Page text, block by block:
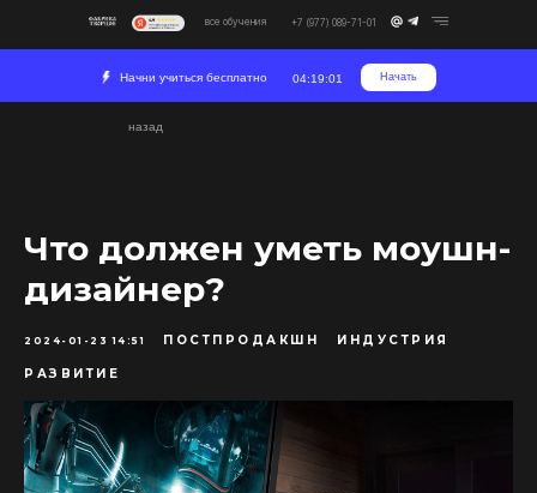
все обучения +7 (977) 089-71-01
04:19:01
Начни учиться бесплатно Начать
назад
Что должен уметь моушн-
дизайнер?
2024-01-23 14:51 ПОСТПРОДАКШН ИНДУСТРИЯ
РАЗВИТИЕ